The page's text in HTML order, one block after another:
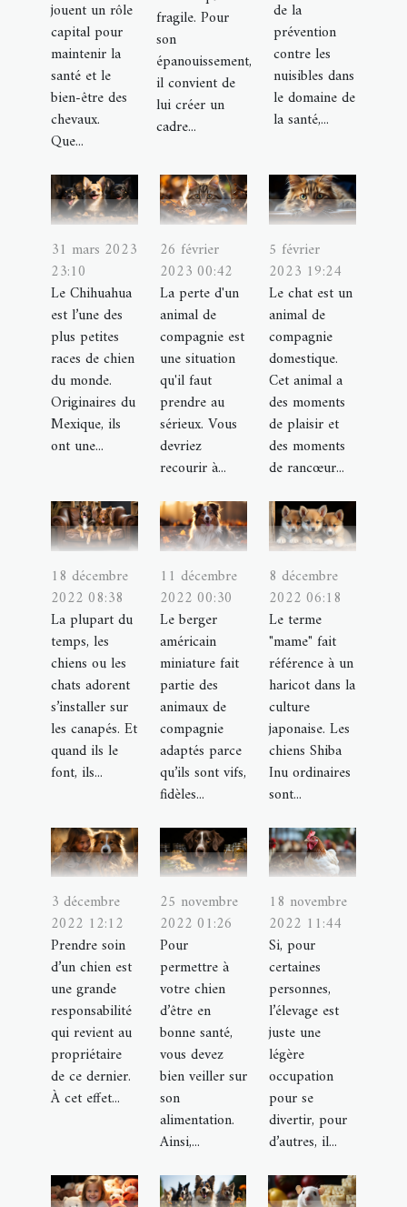
jouent un rôle
capital pour
maintenir la
santé et le
bien-être des
chevaux.
Que...
fragile. Pour
son
épanouissement,
il convient de
lui créer un
cadre...
de la
prévention
contre les
nuisibles dans
le domaine de
la santé,...
31 mars 2023
23:10
Le Chihuahua
est l’une des
plus petites
races de chien
du monde.
Originaires du
Mexique, ils
ont une...
26 février
2023 00:42
La perte d'un
animal de
compagnie est
une situation
qu'il faut
prendre au
sérieux. Vous
devriez
recourir à...
5 février
2023 19:24
Le chat est un
animal de
compagnie
domestique.
Cet animal a
des moments
de plaisir et
des moments
de rancœur...
18 décembre
2022 08:38
La plupart du
temps, les
chiens ou les
chats adorent
s’installer sur
les canapés. Et
quand ils le
font, ils...
11 décembre
2022 00:30
Le berger
américain
miniature fait
partie des
animaux de
compagnie
adaptés parce
qu’ils sont vifs,
fidèles...
8 décembre
2022 06:18
Le terme
"mame" fait
référence à un
haricot dans la
culture
japonaise. Les
chiens Shiba
Inu ordinaires
sont...
3 décembre
2022 12:12
Prendre soin
d’un chien est
une grande
responsabilité
qui revient au
propriétaire
de ce dernier.
À cet effet...
25 novembre
2022 01:26
Pour
permettre à
votre chien
d’être en
bonne santé,
vous devez
bien veiller sur
son
alimentation.
Ainsi,...
18 novembre
2022 11:44
Si, pour
certaines
personnes,
l’élevage est
juste une
légère
occupation
pour se
divertir, pour
d’autres, il...